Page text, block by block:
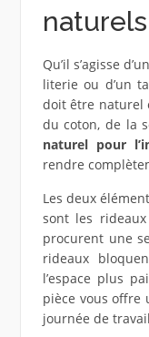
Qu’il s’agisse
literie ou d’un
doit être naturel
du coton, de la
naturel pour
rendre
Les deux
sont les
procurent une
rideaux
l’espace plus
pièce vous offre
journée de